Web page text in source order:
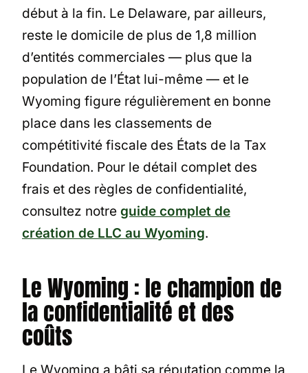
début à la fin. Le Delaware, par ailleurs,
reste le domicile de plus de 1,8 million
d’entités commerciales — plus que la
population de l’État lui-même — et le
Wyoming figure régulièrement en bonne
place dans les classements de
compétitivité fiscale des États de la Tax
Foundation. Pour le détail complet des
frais et des règles de confidentialité,
consultez notre guide complet de
création de LLC au Wyoming.
Le Wyoming : le champion de
la confidentialité et des
coûts